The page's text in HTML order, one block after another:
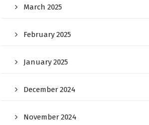
March 2025
February 2025
January 2025
December 2024
November 2024